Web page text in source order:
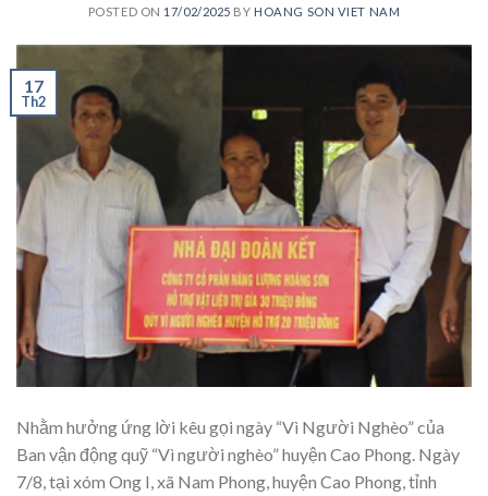
POSTED ON 17/02/2025 BY HOANG SON VIET NAM
17
Th2
Nhằm hưởng ứng lời kêu gọi ngày “Vì Người Nghèo” của
Ban vận động quỹ “Vì người nghèo” huyện Cao Phong. Ngày
7/8, tại xóm Ong I, xã Nam Phong, huyện Cao Phong, tỉnh